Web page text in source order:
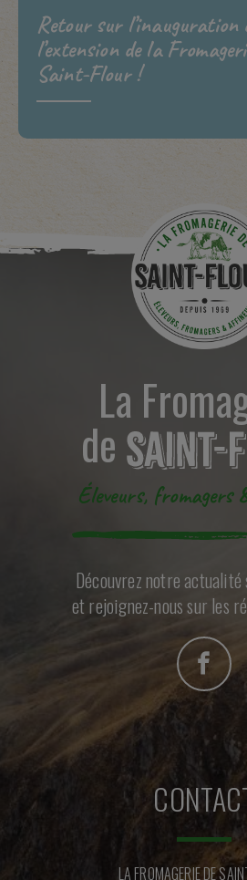
Retour sur l’inauguration
l’extension de la
Saint-Flour !
La
de
Éleveurs,
Découvrez notre
et rejoignez-nous sur les
LA FROMAGERIE DE